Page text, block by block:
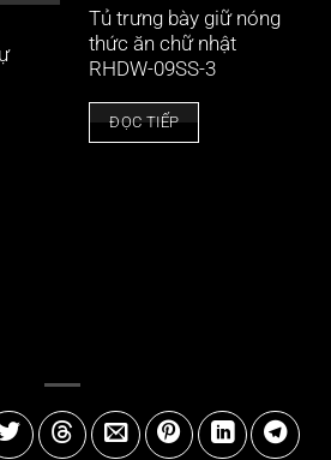
Tủ trưng bày giữ nóng
thức ăn chữ nhật
RHDW-09SS-3
ĐỌC TIẾP